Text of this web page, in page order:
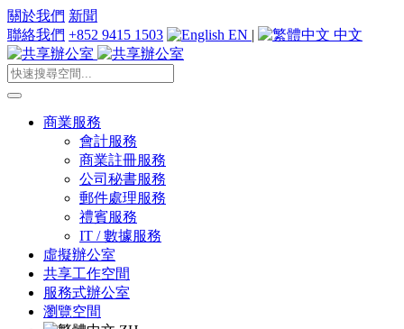
關於我們 新聞
聯絡我們 +852 9415 1503 EN | 中文
商業服務
會計服務
商業註冊服務
公司秘書服務
郵件處理服務
禮賓服務
IT / 數據服務
虛擬辦公室
共享工作空間
服務式辦公室
瀏覽空間